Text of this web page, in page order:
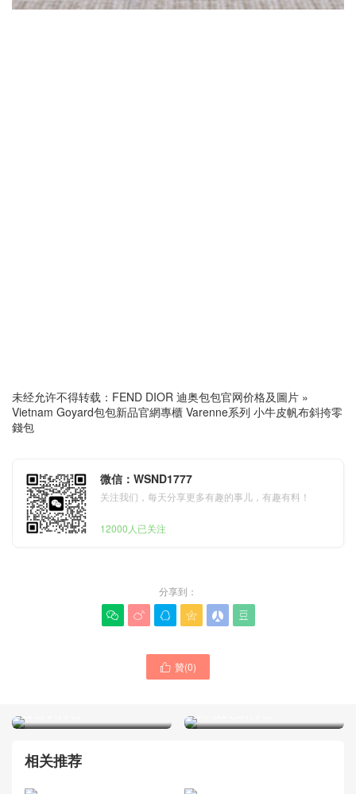
未经允许不得转载： FEND DIOR 迪奥包包官网价格及圖片 »
Vietnam Goyard包包新品官網專櫃 Varenne系列 小牛皮帆布斜挎零
錢包
微信：WSND1777
关注我们，每天分享更多有趣的事儿，有趣有料！
12000人已关注
分享到：
     
 贊(0)
Goyard包包屬於什麼檔次
Goyard是什麼品牌的 專賣
相关推荐